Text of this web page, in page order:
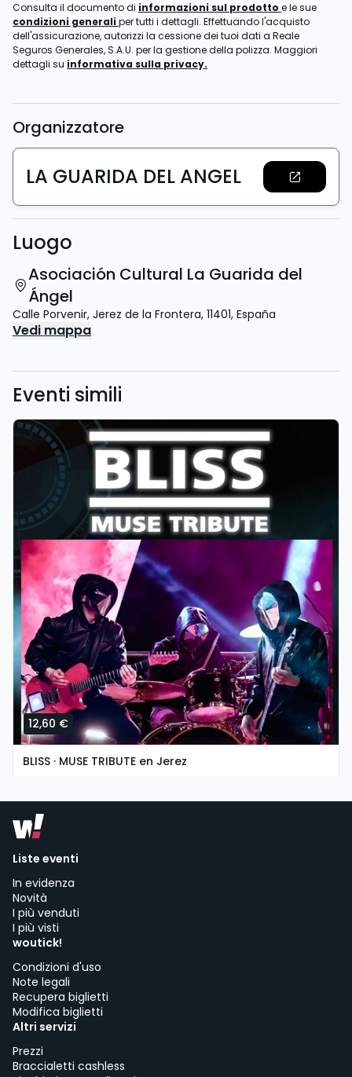
Consulta il documento di informazioni sul prodotto e le sue
condizioni generali per tutti i dettagli. Effettuando l'acquisto
dell'assicurazione, autorizzi la cessione dei tuoi dati a Reale
Seguros Generales, S.A.U. per la gestione della polizza. Maggiori
dettagli su informativa sulla privacy.
Organizzatore
LA GUARIDA DEL ANGEL
Luogo
Asociación Cultural La Guarida del
Ángel
Calle Porvenir, Jerez de la Frontera, 11401, España
Vedi mappa
Eventi simili
12,60 €
BLISS · MUSE TRIBUTE en Jerez
Liste eventi
In evidenza
Novità
I più venduti
I più visti
woutick!
Condizioni d'uso
Note legali
Recupera biglietti
Modifica biglietti
Altri servizi
Prezzi
Braccialetti cashless